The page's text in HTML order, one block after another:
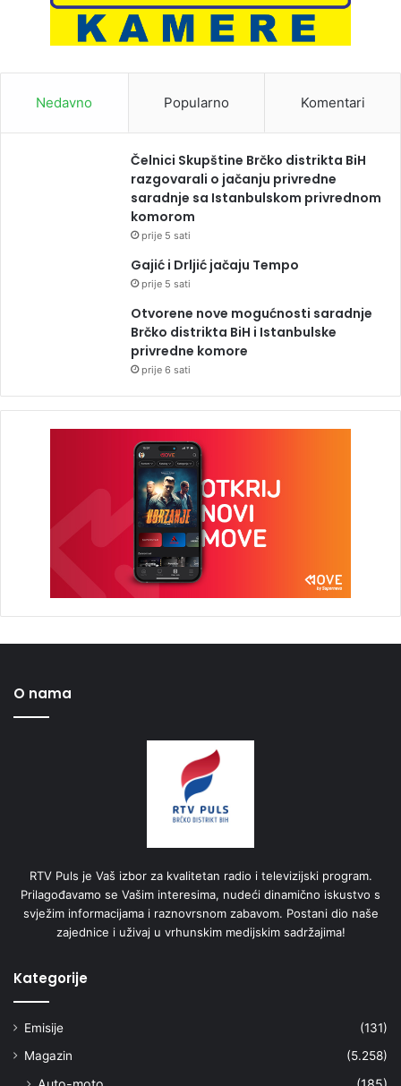
Nedavno Popularno Komentari
Čelnici Skupštine Brčko distrikta BiH
razgovarali o jačanju privredne
saradnje sa Istanbulskom privrednom
komorom
prije 5 sati
Gajić i Drljić jačaju Tempo
prije 5 sati
Otvorene nove mogućnosti saradnje
Brčko distrikta BiH i Istanbulske
privredne komore
prije 6 sati
O nama
RTV Puls je Vaš izbor za kvalitetan radio i televizijski program.
Prilagođavamo se Vašim interesima, nudeći dinamično iskustvo s
svježim informacijama i raznovrsnom zabavom. Postani dio naše
zajednice i uživaj u vrhunskim medijskim sadržajima!
Kategorije
Emisije
(131)
Magazin
(5.258)